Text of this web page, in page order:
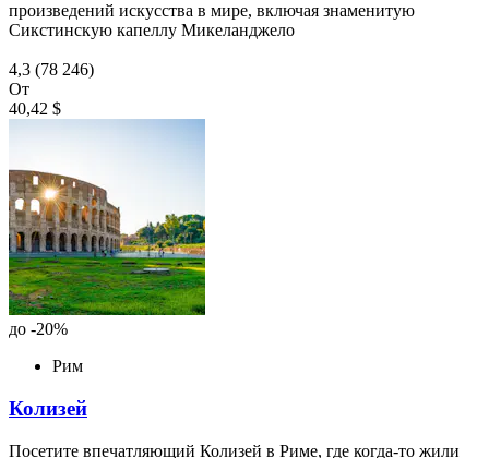
произведений искусства в мире, включая знаменитую
Сикстинскую капеллу Микеланджело
4,3 (78 246)
От
40,42 $
до -20%
Рим
Колизей
Посетите впечатляющий Колизей в Риме, где когда-то жили